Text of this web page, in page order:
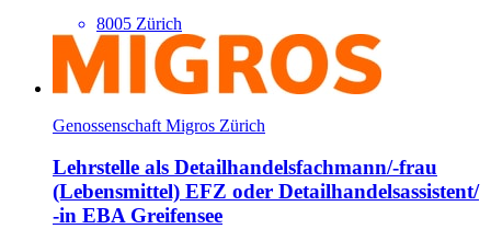
8005 Zürich
Genossenschaft Migros Zürich
Lehrstelle als Detailhandels­fachmann/​-frau
(Lebensmittel) EFZ oder Detailhandels­assistent/​
-in EBA Greifensee